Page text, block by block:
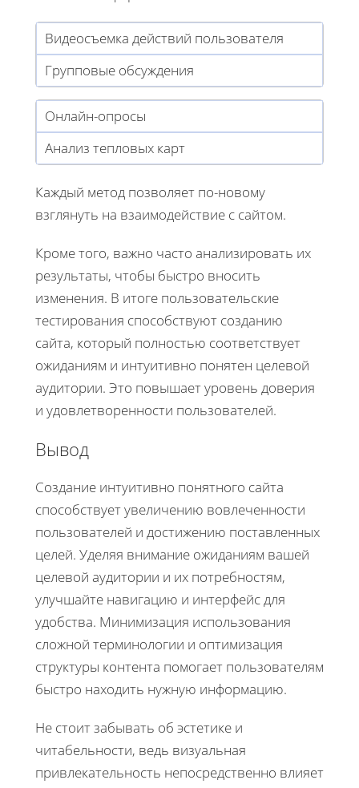
Видеосъемка действий пользователя
Групповые обсуждения
Онлайн-опросы
Анализ тепловых карт
Каждый метод позволяет по-новому
взглянуть на взаимодействие с сайтом.
Кроме того, важно часто анализировать их
результаты, чтобы быстро вносить
изменения. В итоге пользовательские
тестирования способствуют созданию
сайта, который полностью соответствует
ожиданиям и интуитивно понятен целевой
аудитории. Это повышает уровень доверия
и удовлетворенности пользователей.
Вывод
Создание интуитивно понятного сайта
способствует увеличению вовлеченности
пользователей и достижению поставленных
целей. Уделяя внимание ожиданиям вашей
целевой аудитории и их потребностям,
улучшайте навигацию и интерфейс для
удобства. Минимизация использования
сложной терминологии и оптимизация
структуры контента помогает пользователям
быстро находить нужную информацию.
Не стоит забывать об эстетике и
читабельности, ведь визуальная
привлекательность непосредственно влияет